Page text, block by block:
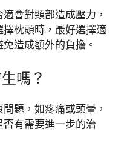
會對頸部造成壓力，
枕頭時，最好選擇適
造成額外的負擔。
嗎？
題，如疼痛或頭暈，
有需要進一步的治